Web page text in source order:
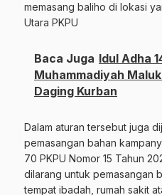
memasang baliho di lokasi
Utara PKPU
Baca Juga Idul Adha
Muhammadiyah
Daging Kurban
Dalam aturan tersebut juga
pemasangan bahan
70 PKPU Nomor 15 Tahun
dilarang untuk pemasangan
tempat ibadah, rumah sakit